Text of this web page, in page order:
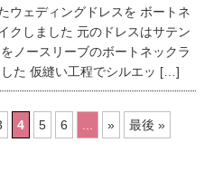
ウェディングドレスを ボートネ
クしました 元のドレスはサテン
ノースリーブのボートネックラ
た 仮縫い工程でシルエッ […]
4 5 6 » 最後 »